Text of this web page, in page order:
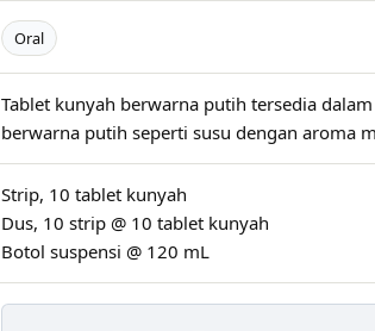
Oral
Tablet kunyah berwarna putih tersedia
berwarna putih seperti susu dengan aroma
Strip, 10 tablet kunyah
Dus, 10 strip @ 10 tablet kunyah
Botol suspensi @ 120 mL